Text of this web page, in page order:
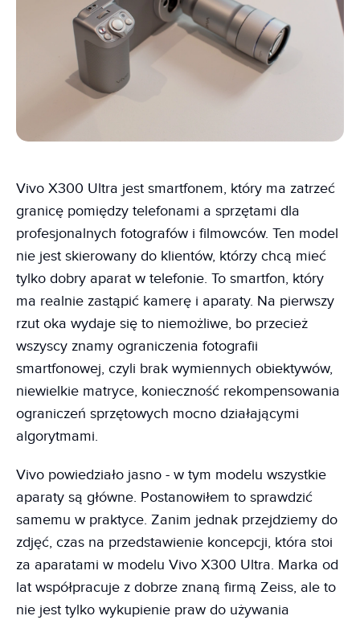
Vivo X300 Ultra jest smartfonem, który ma zatrzeć
granicę pomiędzy telefonami a sprzętami dla
profesjonalnych fotografów i filmowców. Ten model
nie jest skierowany do klientów, którzy chcą mieć
tylko dobry aparat w telefonie. To smartfon, który
ma realnie zastąpić kamerę i aparaty. Na pierwszy
rzut oka wydaje się to niemożliwe, bo przecież
wszyscy znamy ograniczenia fotografii
smartfonowej, czyli brak wymiennych obiektywów,
niewielkie matryce, konieczność rekompensowania
ograniczeń sprzętowych mocno działającymi
algorytmami.
Vivo powiedziało jasno - w tym modelu wszystkie
aparaty są główne. Postanowiłem to sprawdzić
samemu w praktyce. Zanim jednak przejdziemy do
zdjęć, czas na przedstawienie koncepcji, która stoi
za aparatami w modelu Vivo X300 Ultra. Marka od
lat współpracuje z dobrze znaną firmą Zeiss, ale to
nie jest tylko wykupienie praw do używania